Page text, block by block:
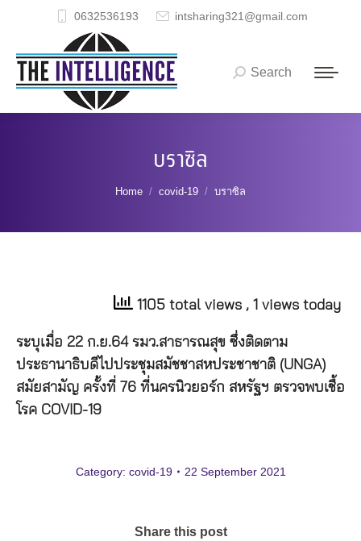
0632536193 intsharing321@gmail.com
Search:
Search
บราซิล
You are here:
Home covid-19 บราซิล
1105 total views , 1 views today
ระบุเมื่อ 22 ก.ย.64 รมว.สาธารณสุข ซึ่งติดตาม
ประธานาธิบดีไปประชุมสมัชชาสหประชาชาติ (UNGA)
สมัยสามัญ ครั้งที่ 76 ที่นครนิวยอร์ก สหรัฐฯ ตรวจพบเชื้อ
โรค COVID-19
Category: covid-19 22 September 2021
Share this post